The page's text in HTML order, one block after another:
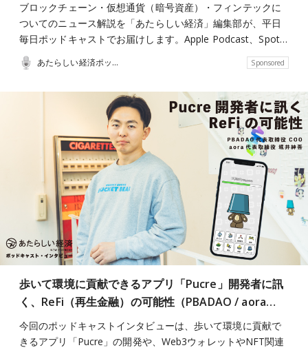
ブロックチェーン・仮想通貨（暗号資産）・フィンテックに
ついてのニュース解説を「あたらしい経済」編集部が、平日
毎日ポッドキャストでお届けします。Apple Podcast、Spot…
あたらしい経済ポッドキャスト Sponsored
歩いて環境に貢献できるアプリ「Pucre」開発者に訊
く、ReFi（再生金融）の可能性（PBADAO / aora…
今回のポッドキャストインタビューは、歩いて環境に貢献で
きるアプリ「Pucre」の開発や、Web3ウォレットやNFT関連